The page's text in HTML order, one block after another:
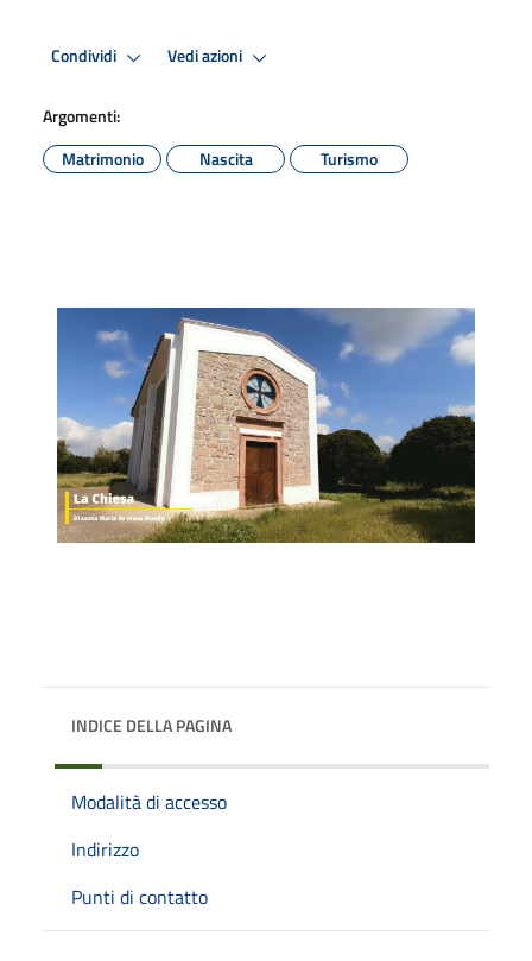
Condividi Vedi azioni
Argomenti:
Matrimonio
Nascita Turismo
INDICE DELLA PAGINA
Modalità di accesso
Indirizzo
Punti di contatto